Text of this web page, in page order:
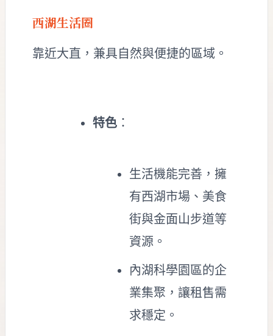
西湖生活圈
靠近大直，兼具自然與便捷的區域。
特色 ：
生活機能完善，擁
有西湖市場、美食
街與金面山步道等
資源。
內湖科學園區的企
業集聚，讓租售需
求穩定。